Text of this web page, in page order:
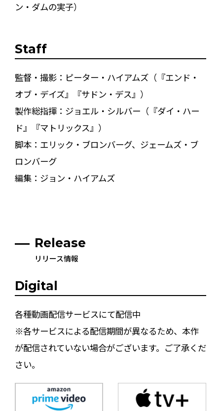
ン・ダムの実子）
Staff
監督・撮影：ピーター・ハイアムズ（『エンド・
オブ・デイズ』『サドン・デス』）
製作総指揮：ジョエル・シルバー（『ダイ・ハー
ド』『マトリックス』）
脚本：エリック・ブロンバーグ、ジェームズ・ブ
ロンバーグ
編集：ジョン・ハイアムズ
Release
リリース情報
Digital
各種動画配信サービスにて配信中
※各サービスによる配信期間が異なるため、本作
が配信されていない場合がございます。ご了承くだ
さい。